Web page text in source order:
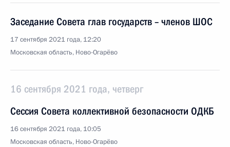
Заседание Совета глав государств – членов ШОС
17 сентября 2021 года, 12:20
Московская область, Ново-Огарёво
16 сентября 2021 года, четверг
Сессия Совета коллективной безопасности ОДКБ
16 сентября 2021 года, 10:05
Московская область, Ново-Огарёво